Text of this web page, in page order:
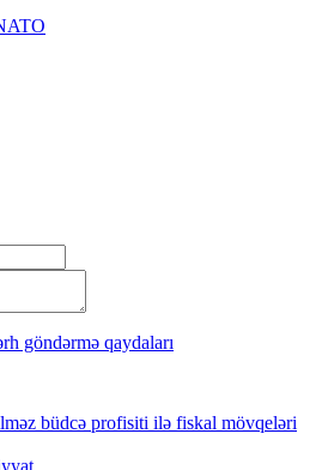
göndərmə qaydaları